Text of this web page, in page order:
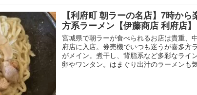
【利府町 朝ラーの名店】7時か
方系ラーメン【伊藤商店 利府店】
宮城県で朝ラーが食べられるお店は貴重、
府店に入店。券売機でいつも迷うが喜多方
がメイン。煮干し、背脂系など多彩なライ
卵やワンタン。はまぐり出汁のラーメンも